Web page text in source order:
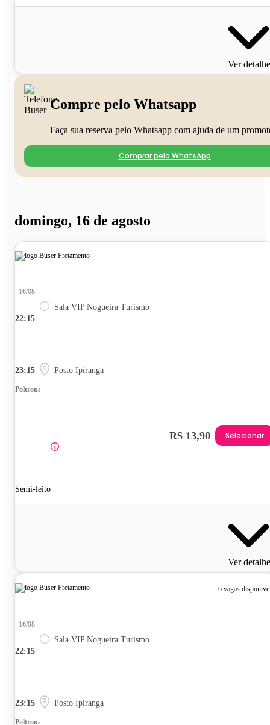
Ver
Compre pelo Whatsapp
Faça sua reserva pelo Whatsapp com ajuda de um
Comprar pelo WhatsApp
domingo, 16 de agosto
22:15
16/08
Sala VIP Nogueira Turismo
23:15 Posto Ipiranga
Poltrona
Semi-leito
R$ 13,90 Selecionar
Ver
6 vagas
22:15
16/08
Sala VIP Nogueira Turismo
23:15 Posto Ipiranga
Poltrona